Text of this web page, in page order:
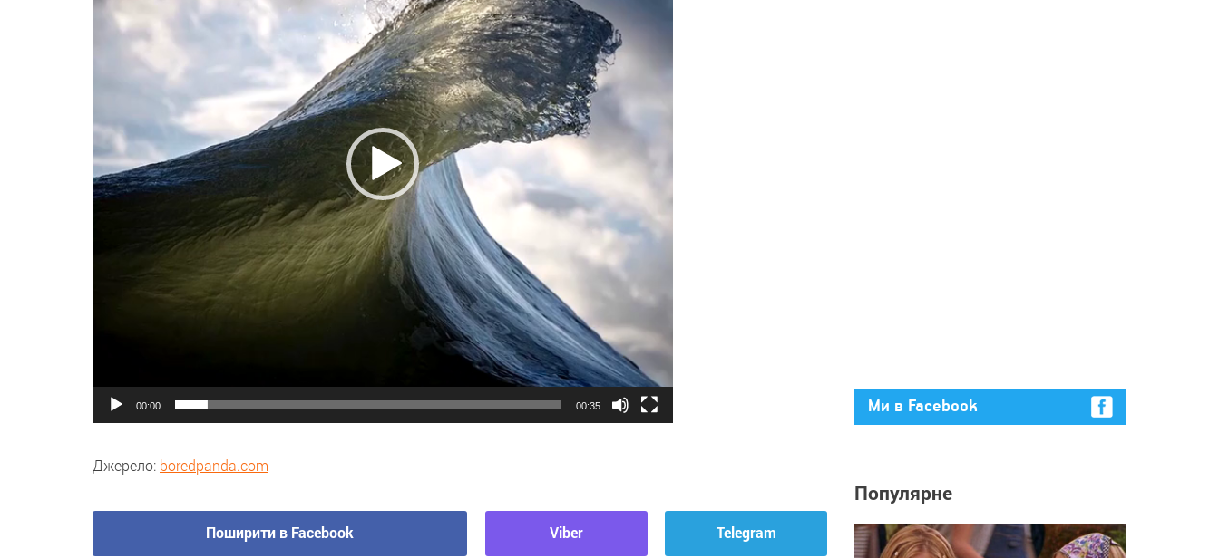
00:00 00:35
Джерело: boredpanda.com
Поширити в Facebook Viber Telegram
Ми в Facebook
Популярне